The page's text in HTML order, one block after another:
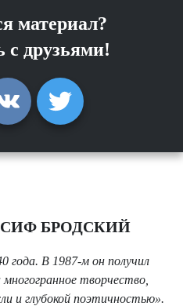
материал?
с друзьями!
БРОДСКИЙ
года. В 1987-м он получил
творчество,
и глубокой поэтичностью».